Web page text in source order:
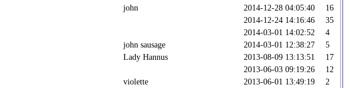
john 2014-12-28 04:05:40
16
2014-12-24 14:16:46
35
2014-03-01 14:02:52
4
john sausage 2014-03-01 12:38:27
5
Lady Hannus 2013-08-09 13:13:51
17
2013-06-03 09:19:26
12
violette 2013-06-01 13:49:19
2